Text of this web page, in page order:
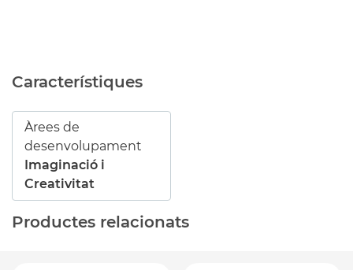
Característiques
Àrees de
desenvolupament
Imaginació i
Creativitat
Productes relacionats